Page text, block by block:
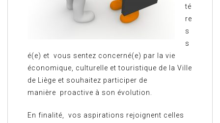
té
re
s
s
é(e) et vous sentez concerné(e) par la vie
économique, culturelle et touristique de la Ville
de Liège et souhaitez participer de
manière proactive à son évolution.
En finalité, vos aspirations rejoignent celles